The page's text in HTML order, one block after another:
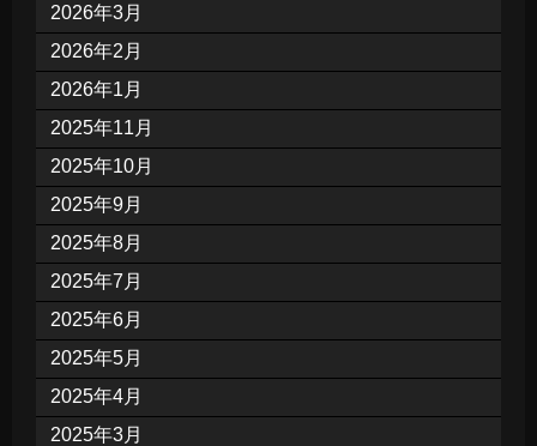
2026年3月
2026年2月
2026年1月
2025年11月
2025年10月
2025年9月
2025年8月
2025年7月
2025年6月
2025年5月
2025年4月
2025年3月